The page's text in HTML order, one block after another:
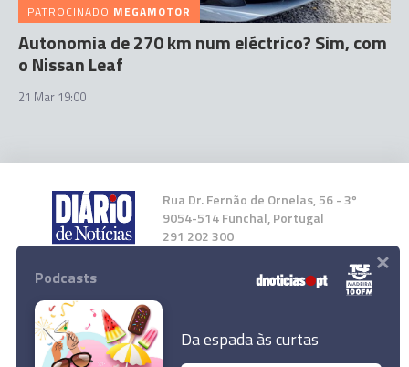
PATROCINADO MEGAMOTOR
Autonomia de 270 km num eléctrico? Sim, com
o Nissan Leaf
21 Mar 19:00
Rua Dr. Fernão de Ornelas, 56 - 3º
9054-514 Funchal, Portugal
291 202 300
Instale a nossa App
Podcasts
Da espada às curtas
×